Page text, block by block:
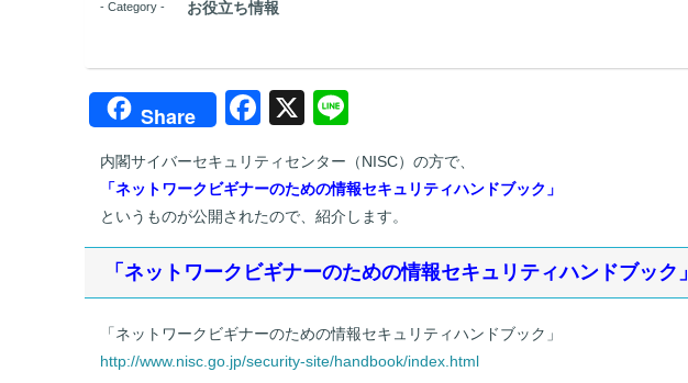
- Category - お役立ち情報
Share
F
c
e
b
o
k
X
e
内閣サイバーセキュリティセンター（NISC）の方で、
「ネットワークビギナーのための情報セキュリティハンドブック」
というものが公開されたので、紹介します。
「ネットワークビギナーのための情報セキュリティハンドブック」
「ネットワークビギナーのための情報セキュリティハンドブック」
http://www.nisc.go.jp/security-site/handbook/index.html